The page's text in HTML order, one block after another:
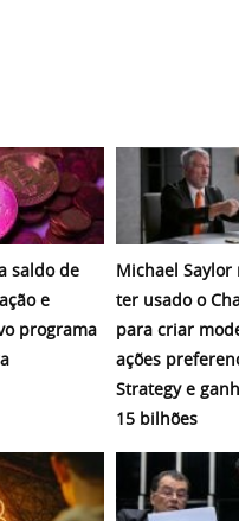
saldo de
e
programa
Michael Saylor
ter usado o
para criar
ações
Strategy e
15 bilhões